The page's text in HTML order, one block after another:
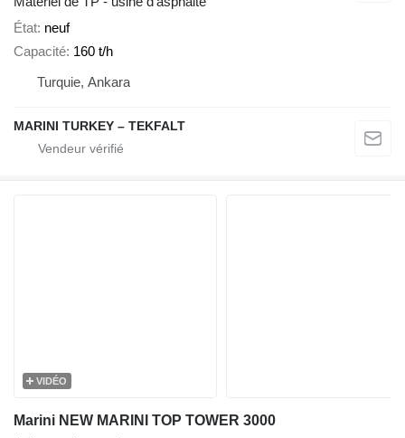
État neuf
Capacité 160 t/h
Turquie, Ankara
MARINI TURKEY – TEKFALT
VIDÉO
Marini NEW MARINI TOP TOWER 3000